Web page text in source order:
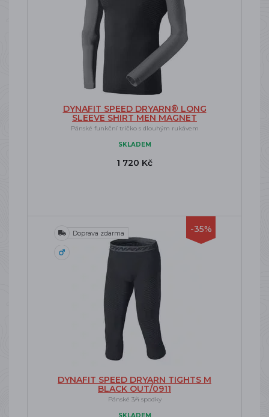
DYNAFIT SPEED DRYARN® LONG
SLEEVE SHIRT MEN MAGNET
Pánské funkční tričko s dlouhým rukávem
SKLADEM
1 720 Kč
-35%
Doprava zdarma
DYNAFIT SPEED DRYARN TIGHTS M
BLACK OUT/0911
Pánské 3/4 spodky